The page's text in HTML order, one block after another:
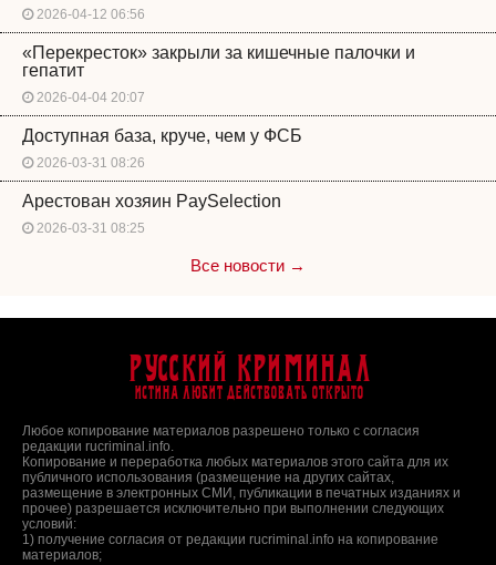
2026-04-12 06:56
«Перекресток» закрыли за кишечные палочки и
гепатит
2026-04-04 20:07
Доступная база, круче, чем у ФСБ
2026-03-31 08:26
Арестован хозяин PaySelection
2026-03-31 08:25
Все новости →
Русский Криминал
Истина любит действовать открыто
Любое копирование материалов разрешено только с согласия
редакции rucriminal.info.
Копирование и переработка любых материалов этого сайта для их
публичного использования (размещение на других сайтах,
размещение в электронных СМИ, публикации в печатных изданиях и
прочее) разрешается исключительно при выполнении следующих
условий:
1) получение согласия от редакции rucriminal.info на копирование
материалов;